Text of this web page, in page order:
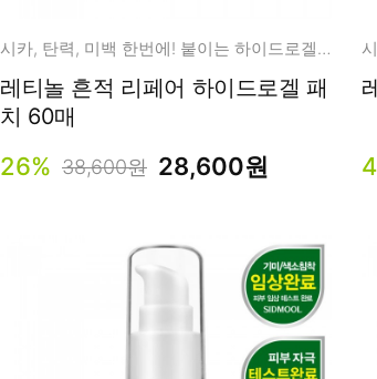
무오일
세라마이드
글루타치온
트라넥사믹
시카, 탄력, 미백 한번에! 붙이는 하이드로겔 패치
레티놀 흔적 리페어 하이드로겔 패
치 60매
26% 38,600원 28,600원